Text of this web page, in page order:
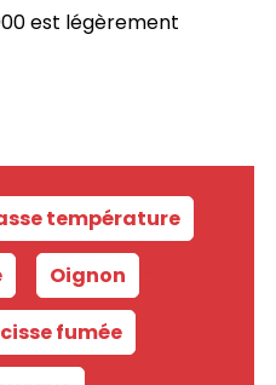
est légèrement
température
Oignon
fumée